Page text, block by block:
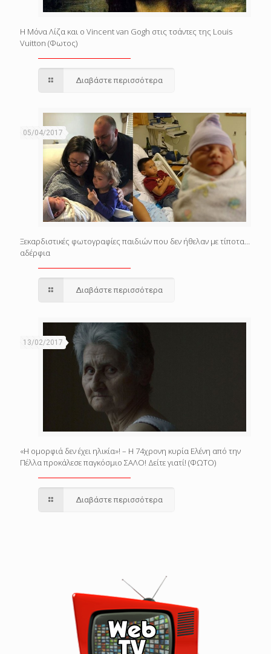
H Μόνα Λίζα και ο Vincent van Gogh στις τσάντες της Louis
Vuitton (Φωτος)
Διαβάστε περισσότερα
05/04/2017
Ξεκαρδιστικές φωτογραφίες παιδιών που δεν ήθελαν με τίποτα…
αδέρφια
Διαβάστε περισσότερα
13/02/2017
«Η ομορφιά δεν έχει ηλικία»! – Η 74χρονη κυρία Ελένη από την
Πέλλα προκάλεσε παγκόσμιο ΣΑΛΟ! Δείτε γιατί! (ΦΩΤΟ)
Διαβάστε περισσότερα